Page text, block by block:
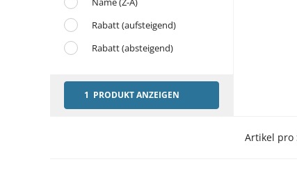
Rabatt (aufsteigend)
Rabatt (absteigend)
1 PRODUKT ANZEIGEN
Artikel pro